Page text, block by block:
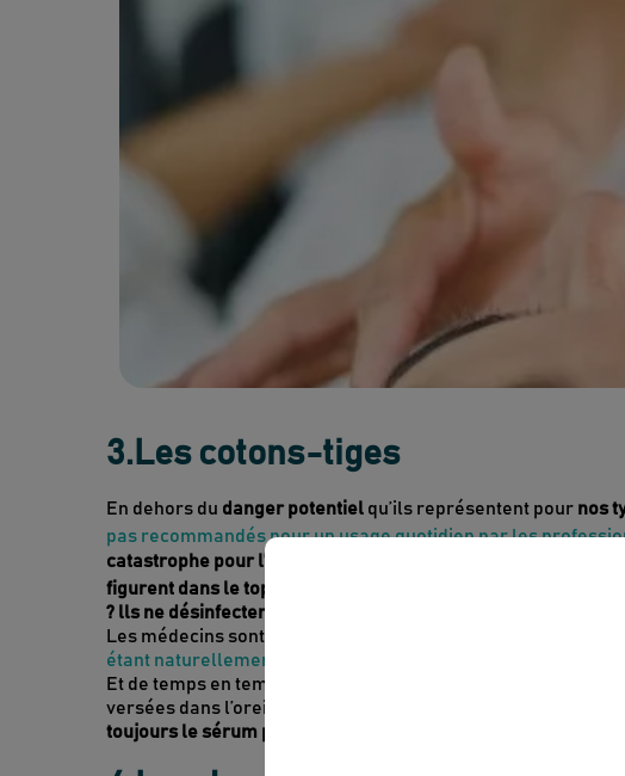
3.Les cotons-tiges
En dehors du danger potentielqu’ils représentent pour nos
pas recommandés pour un usage quotidien par les
catastrophe pour l’environnement
figurent dans le top 10 des déchets les plus présents dans
? lls ne désinfectent pas
Les médecins sont formels : pas de cotons-tiges tous les
étant naturellement dotée d’un mécanisme d’auto-nettoyage
Et de temps en temps,
versées dans l’oreille, que l’on laisse agir dix minutes pour
toujours le sérum physiologique…